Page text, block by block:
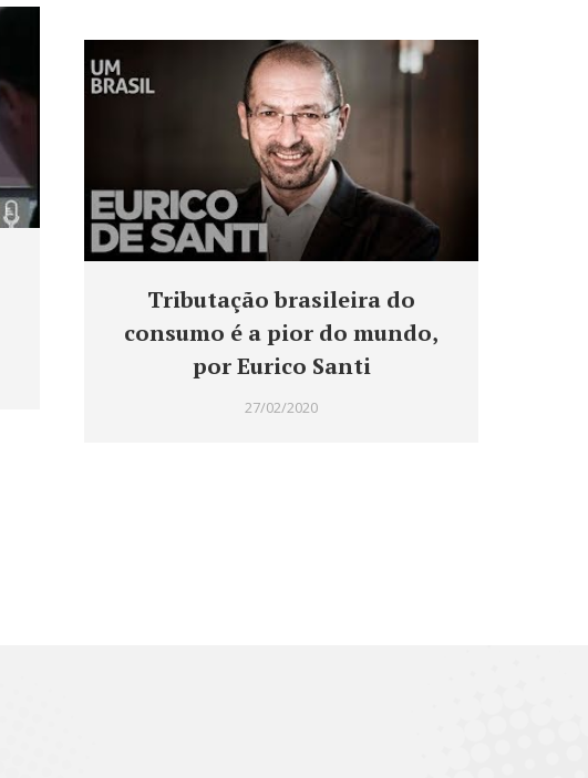
Tributação brasileira do
consumo é a pior do mundo,
por Eurico Santi
27/02/2020